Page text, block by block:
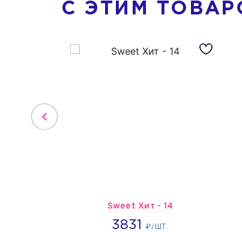
С ЭТИМ
Sweet Хит - 14
3831₽/ШТ.
3831